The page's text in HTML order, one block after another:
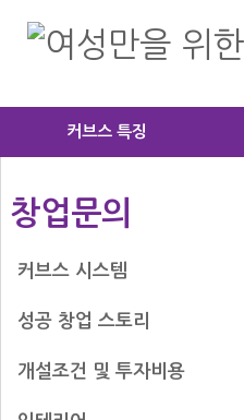
커브스 특징
창업문의
커브스 시스템
성공 창업 스토리
개설조건 및 투자비용